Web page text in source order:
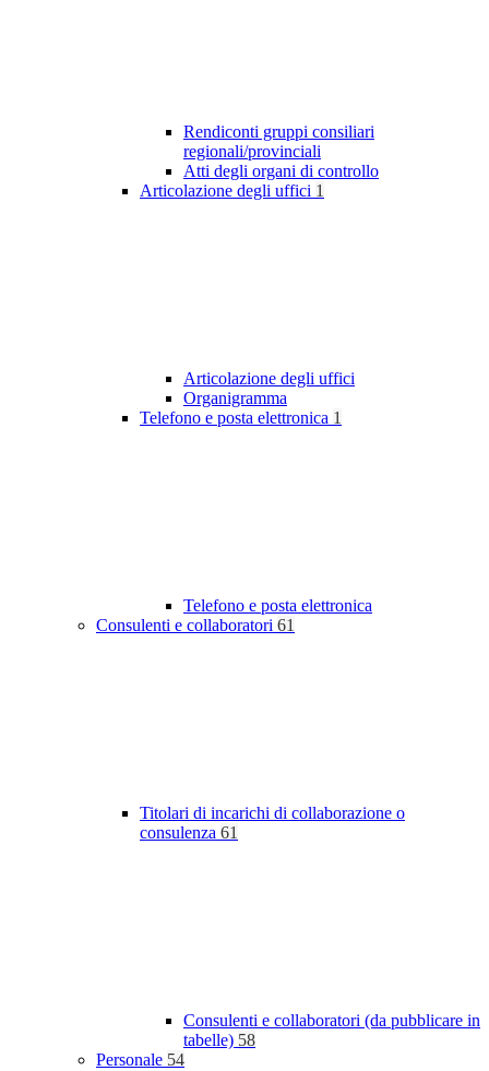
Rendiconti gruppi consiliari
regionali/provinciali
Atti degli organi di controllo
Articolazione degli uffici 1
Articolazione degli uffici
Organigramma
Telefono e posta elettronica 1
Telefono e posta elettronica
Consulenti e collaboratori 61
Titolari di incarichi di collaborazione o
consulenza 61
Consulenti e collaboratori (da pubblicare in
tabelle) 58
Personale 54